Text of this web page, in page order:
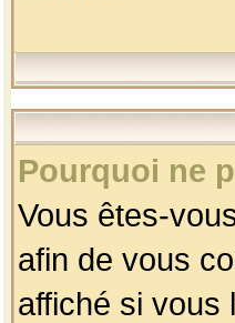
Pourquoi ne
Vous êtes-
afin de vous
affiché si vous